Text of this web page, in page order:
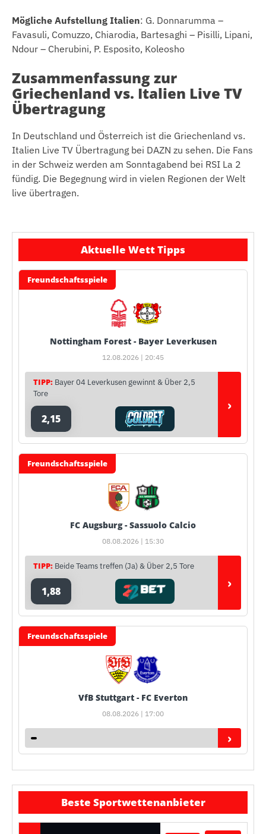
Mögliche Aufstellung Italien: G. Donnarumma –
Favasuli, Comuzzo, Chiarodia, Bartesaghi – Pisilli, Lipani,
Ndour – Cherubini, P. Esposito, Koleosho
Zusammenfassung zur
Griechenland vs. Italien Live TV
Übertragung
In Deutschland und Österreich ist die Griechenland vs.
Italien Live TV Übertragung bei DAZN zu sehen. Die Fans
in der Schweiz werden am Sonntagabend bei RSI La 2
fündig. Die Begegnung wird in vielen Regionen der Welt
live übertragen.
Aktuelle Wett Tipps
Freundschaftsspiele
Nottingham Forest - Bayer Leverkusen
12.08.2026 | 20:45
TIPP: Bayer 04 Leverkusen gewinnt & Über 2,5
Tore
2,15
›
Freundschaftsspiele
FC Augsburg - Sassuolo Calcio
08.08.2026 | 15:30
TIPP: Beide Teams treffen (Ja) & Über 2,5 Tore
1,88 ›
Freundschaftsspiele
VfB Stuttgart - FC Everton
08.08.2026 | 17:00
›
Beste Sportwettenanbieter